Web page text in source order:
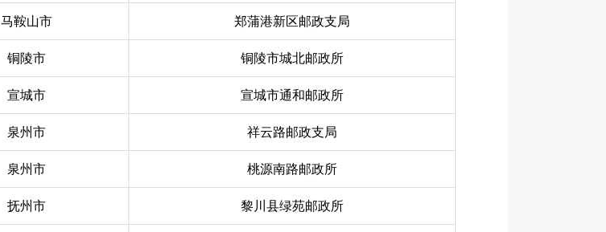
马鞍山市 郑蒲港新区邮政支局
铜陵市 铜陵市城北邮政所
宣城市 宣城市通和邮政所
泉州市 祥云路邮政支局
泉州市 桃源南路邮政所
抚州市 黎川县绿苑邮政所